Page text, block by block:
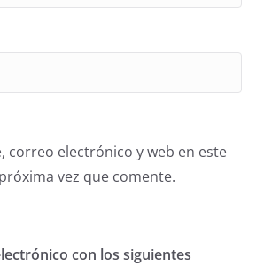
correo electrónico y web en este
vez que comente.
con los siguientes